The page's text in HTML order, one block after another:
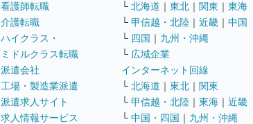
看護師転職
介護転職
ハイクラス・
ミドルクラス転職
派遣会社
工場・製造業派遣
派遣求人サイト
求人情報サービス
└ 北海道 ｜ 東北 ｜ 関東 ｜ 東海
└ 甲信越・北陸 ｜ 近畿 ｜ 中国
└ 四国 ｜ 九州・沖縄
└ 広域企業
インターネット回線
└ 北海道 ｜ 東北 ｜ 関東
└ 甲信越・北陸 ｜ 東海 ｜ 近畿
└ 中国・四国 ｜ 九州・沖縄